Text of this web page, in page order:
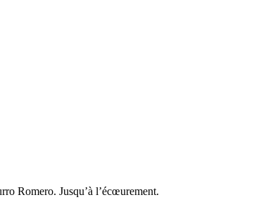
Romero. Jusqu’à l’écœurement.